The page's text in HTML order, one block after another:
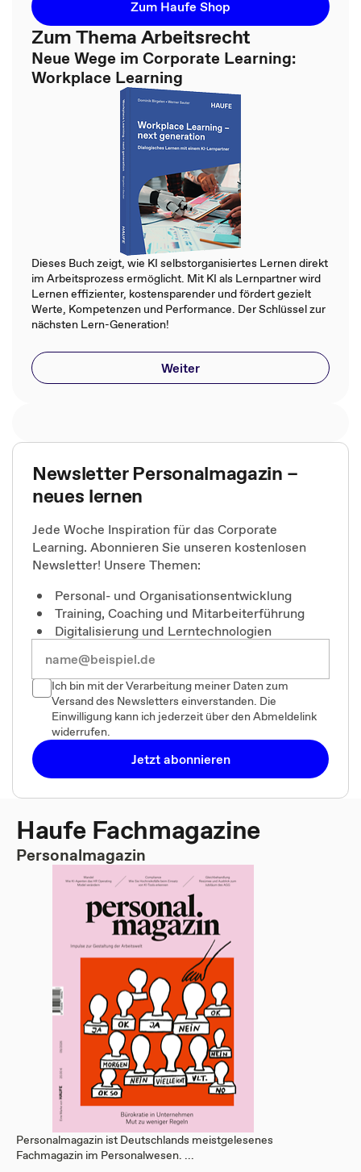
Zum Haufe Shop
Zum Thema Arbeitsrecht
Neue Wege im Corporate Learning:
Workplace Learning
Dieses Buch zeigt, wie KI selbstorganisiertes Lernen direkt
im Arbeitsprozess ermöglicht. Mit KI als Lernpartner wird
Lernen effizienter, kostensparender und fördert gezielt
Werte, Kompetenzen und Performance. Der Schlüssel zur
nächsten Lern-Generation!
Weiter
Newsletter Personalmagazin –
neues lernen
Jede Woche Inspiration für das Corporate
Learning. Abonnieren Sie unseren kostenlosen
Newsletter! Unsere Themen:
Personal- und Organisationsentwicklung
Training, Coaching und Mitarbeiterführung
Digitalisierung und Lerntechnologien
Ich bin mit der Verarbeitung meiner Daten zum
Versand des Newsletters einverstanden. Die
Einwilligung kann ich jederzeit über den Abmeldelink
widerrufen.
Jetzt abonnieren
Haufe Fachmagazine
Personalmagazin
Personalmagazin ist Deutschlands meistgelesenes
Fachmagazin im Personalwesen. ...